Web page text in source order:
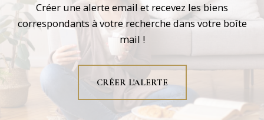
Créer une alerte email et recevez les biens
correspondants à votre recherche dans votre boîte
mail !
CRÉER L'ALERTE